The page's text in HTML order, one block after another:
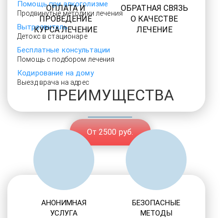
Помощь при алкоголизме
Продвинутые методики лечения
Вытрезвитель
Детокс в стационаре
Бесплатные консультации
Помощь с подбором лечения
Кодирование на дому
Выезд врача на адрес
От 2500 руб.
ОПЛАТА И
ПРОВЕДЕНИЕ
КУРСА ЛЕЧЕНИЕ
ОБРАТНАЯ СВЯЗЬ
О КАЧЕСТВЕ
ЛЕЧЕНИЕ
ПРЕИМУЩЕСТВА
АНОНИМНАЯ
УСЛУГА
БЕЗОПАСНЫЕ
МЕТОДЫ